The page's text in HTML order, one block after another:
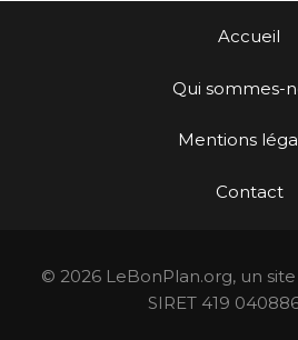
Accueil
Qui sommes-
Mentions
Contact
© 2026 LeBonPlan.org, un
SIRET 419